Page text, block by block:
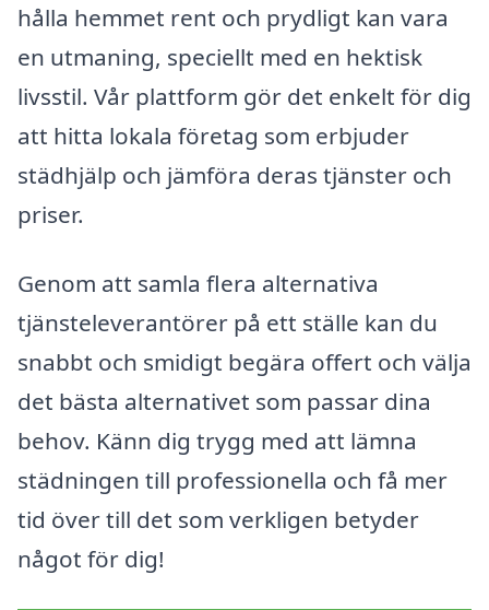
hålla hemmet rent och prydligt kan vara
en utmaning, speciellt med en hektisk
livsstil. Vår plattform gör det enkelt för dig
att hitta lokala företag som erbjuder
städhjälp och jämföra deras tjänster och
priser.
Genom att samla flera alternativa
tjänsteleverantörer på ett ställe kan du
snabbt och smidigt begära offert och välja
det bästa alternativet som passar dina
behov. Känn dig trygg med att lämna
städningen till professionella och få mer
tid över till det som verkligen betyder
något för dig!